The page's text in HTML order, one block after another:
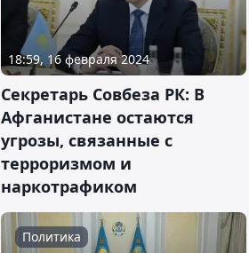
18:59, 16 февраля 2024
Секретарь Совбеза РК: В
Афганистане остаются
угрозы, связанные с
терроризмом и
наркотрафиком
Политика